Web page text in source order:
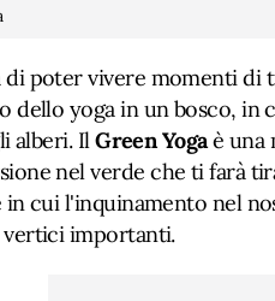
di poter vivere momenti di
dello yoga in un bosco, in
alberi. IlGreen Yogaè una
nel verde che ti farà
in cui l'inquinamento nel
importanti.